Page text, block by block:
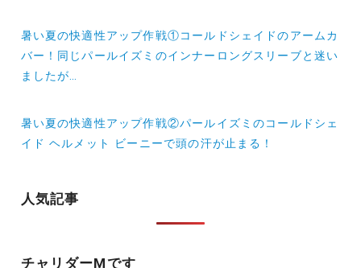
稿
ナ
ゲ
シ
暑い夏の快適性アップ作戦①コールドシェイドのアームカ
バー！同じパールイズミのインナーロングスリーブと迷い
ましたが…
暑い夏の快適性アップ作戦②パールイズミのコールドシェ
イド ヘルメット ビーニーで頭の汗が止まる！
人気記事
チャリダーMです